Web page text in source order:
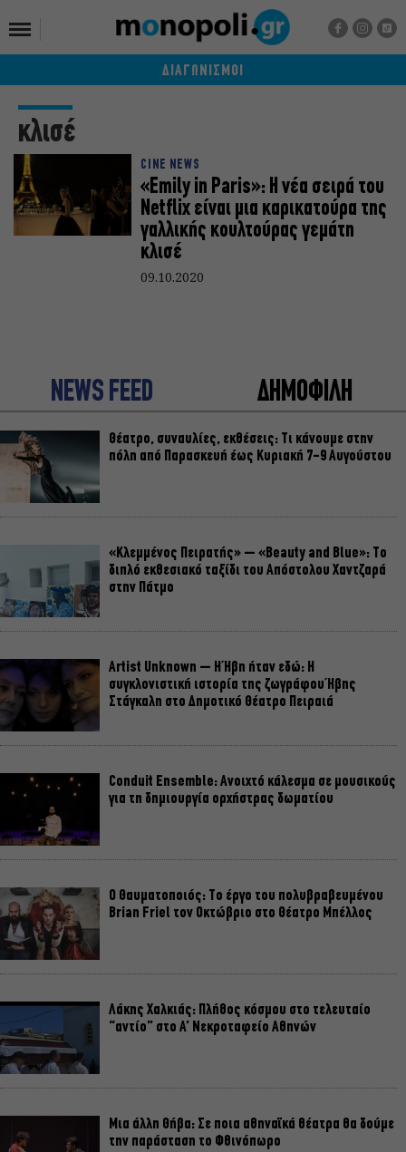
ΔΙΑΓΩΝΙΣΜΟΙ
κλισέ
CINE NEWS
«Emily in Paris»: Η νέα σειρά του
Netflix είναι μια καρικατούρα της
γαλλικής κουλτούρας γεμάτη
κλισέ
09.10.2020
NEWS FEED ΔΗΜΟΦΙΛΗ
Θέατρο, συναυλίες, εκθέσεις: Τι κάνουμε στην
πόλη από Παρασκευή έως Κυριακή 7-9 Αυγούστου
«Κλεμμένος Πειρατής» – «Beauty and Blue»: Το
διπλό εκθεσιακό ταξίδι του Απόστολου Χαντζαρά
στην Πάτμο
Artist Unknown – Η Ήβη ήταν εδώ: Η
συγκλονιστική ιστορία της ζωγράφου Ήβης
Στάγκαλη στο Δημοτικό Θέατρο Πειραιά
Conduit Ensemble: Ανοιχτό κάλεσμα σε μουσικούς
για τη δημιουργία ορχήστρας δωματίου
Ο Θαυματοποιός: Το έργο του πολυβραβευμένου
Brian Friel τον Οκτώβριο στο Θέατρο Μπέλλος
Λάκης Χαλκιάς: Πλήθος κόσμου στο τελευταίο
“αντίο” στο Α’ Νεκροταφείο Αθηνών
Μια άλλη Θήβα: Σε ποια αθηναϊκά θέατρα θα δούμε
την παράσταση το Φθινόπωρο